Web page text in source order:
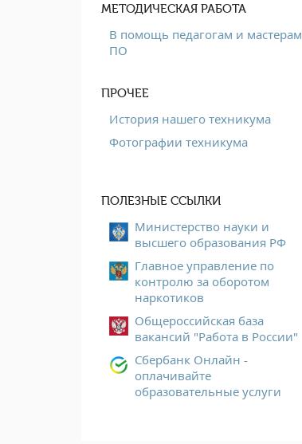
МЕТОДИЧЕСКАЯ РАБОТА
В помощь педагогам и мастерам
ПО
ПРОЧЕЕ
История нашего техникума
Фотографии техникума
ПОЛЕЗНЫЕ ССЫЛКИ
Министерство науки и
высшего образования РФ
Главное управление по
контролю за оборотом
наркотиков
Общероссийская база
вакансий "Работа в России"
Сбербанк Онлайн -
оплачивайте
образовательные услуги